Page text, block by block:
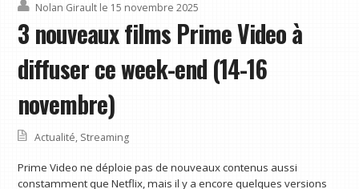
Nolan Girault le 15 novembre 2025
3 nouveaux films Prime Video à
diffuser ce week-end (14-16
novembre)
Actualité, Streaming
Prime Video ne déploie pas de nouveaux contenus aussi
constamment que Netflix, mais il y a encore quelques versions